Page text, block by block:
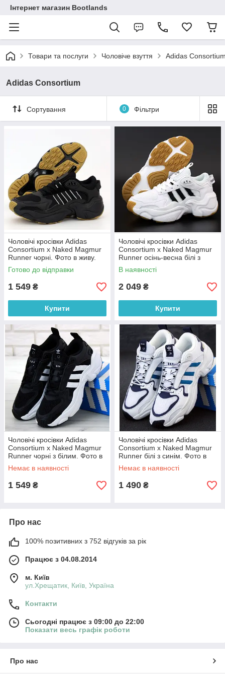
Інтернет магазин Bootlands
Товари та послуги Чоловіче взуття Adidas
Adidas Consortium
Сортування 0 Фільтри
Чоловічі кросівки Adidas
Consortium x Naked Magmur
Runner чорні. Фото в живу.
топ
Готово до відправки
1 549 ₴
Купити
Чоловічі кросівки Adidas
Consortium x Naked Magmur
Runner осінь-весна білі з
чорним. Фото в живу. топ
В наявності
2 049 ₴
Купити
Чоловічі кросівки Adidas
Consortium x Naked Magmur
Runner чорні з білим. Фото в
живу. топ
Немає в наявності
1 549 ₴
Чоловічі кросівки Adidas
Consortium x Naked Magmur
Runner білі з синім. Фото в
живу. топ
Немає в наявності
1 490 ₴
Про нас
100% позитивних з 752 відгуків за рік
Працює з 04.08.2014
м. Київ
ул.Хрещатик, Київ, Україна
Контакти
Сьогодні працює з 09:00 до 22:00
Показати весь графік роботи
Про нас